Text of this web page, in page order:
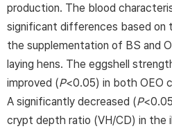
production. The blood
significant differences based on
the supplementation of BS and
laying hens. The eggshell
improved (P<0.05) in both OEO
A significantly decreased (P
crypt depth ratio (VH/CD) in the